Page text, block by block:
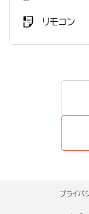
リモコン
プライバ